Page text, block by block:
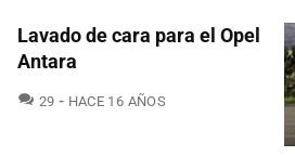
Lavado de cara para el Opel
Antara
29 COMENTARIOS
HACE 16 AÑOS